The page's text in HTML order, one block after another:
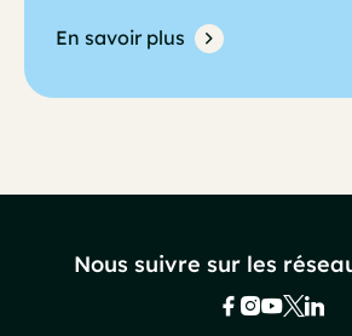
En savoir plus
Nous suivre sur les